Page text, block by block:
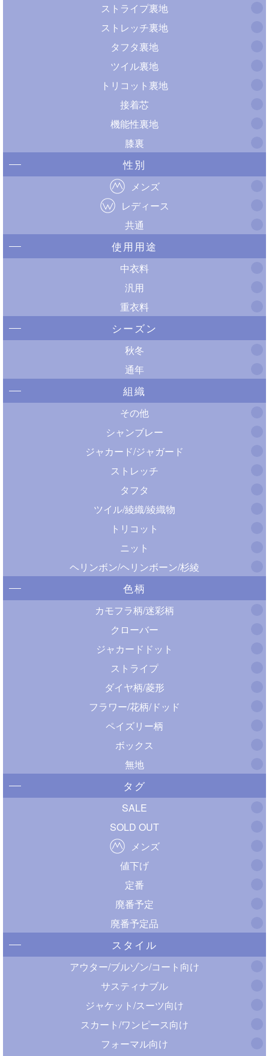
ストライプ裏地
ストレッチ裏地
タフタ裏地
ツイル裏地
トリコット裏地
接着芯
機能性裏地
膝裏
性別
メンズ
レディース
共通
使用用途
中衣料
汎用
重衣料
シーズン
秋冬
通年
組織
その他
シャンブレー
ジャカード/ジャガード
ストレッチ
タフタ
ツイル/綾織/綾織物
トリコット
ニット
ヘリンボン/ヘリンボーン/杉綾
色柄
カモフラ柄/迷彩柄
クローバー
ジャカードドット
ストライプ
ダイヤ柄/菱形
フラワー/花柄/ドッド
ペイズリー柄
ボックス
無地
タグ
SALE
SOLD OUT
メンズ
値下げ
定番
廃番予定
廃番予定品
スタイル
アウター/ブルゾン/コート向け
サスティナブル
ジャケット/スーツ向け
スカート/ワンピース向け
フォーマル向け